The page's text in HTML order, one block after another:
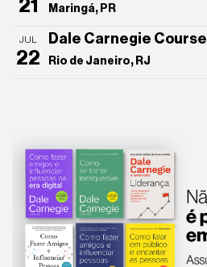
21 Maringá, PR
JUL
22
Dale Carnegie Course
Rio de Janeiro, RJ